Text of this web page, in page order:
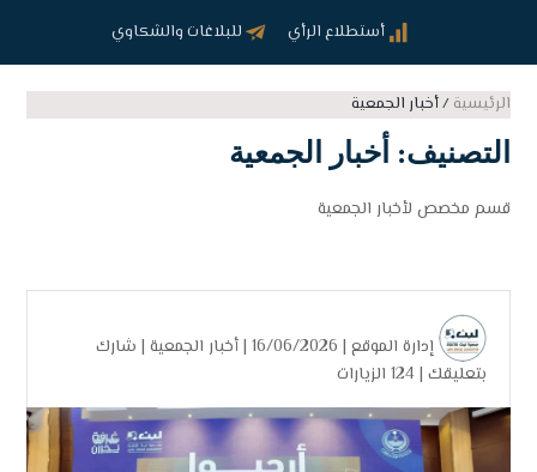
أستطلاع الرأي للبلاغات والشكاوي
الرئيسية /أخبار الجمعية
التصنيف: أخبار الجمعية
قسم مخصص لأخبار الجمعية
إدارة الموقع | 16/06/2026 | أخبار الجمعية | شارك
بتعليقك |124 الزيارات